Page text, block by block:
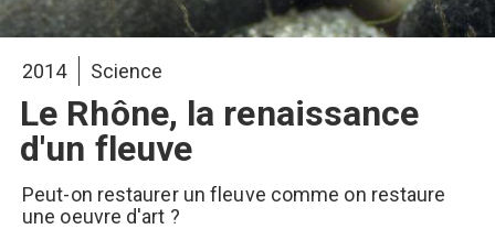
2014 Science
Le Rhône, la renaissance
d'un fleuve
Peut-on restaurer un fleuve comme on restaure
une oeuvre d'art ?